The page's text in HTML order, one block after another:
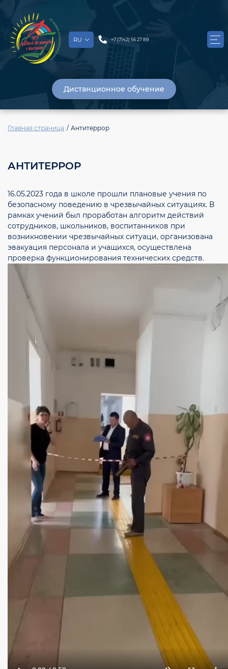
RU +7 (7142) 56 27 89
Дистанционное обучение
Главная страница Антитеррор
АНТИТЕРРОР
16.05.2023 года в школе прошли плановые учения по
безопасному поведению в чрезвычайных ситуациях. В
рамках учений был проработан алгоритм действий
сотрудников, школьников, воспитанников при
возникновении чрезвычайных ситуаци, организована
эвакуация персонала и учащихся, осуществлена
проверка функционирования технических средств.